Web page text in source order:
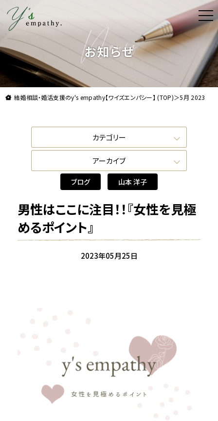
理想よりも理想の結婚をお届け。結婚相談・
お知らせ
結婚相談・婚活支援のy's empathy【ワイズエンパシー】 (TOP)＞5月 2023
カテゴリー
ブログ
カウンセラー
山本 洋子
羽出 梓
宮本 弥子
川村 なつき
アーカイブ
2025年10月
2024年1月
2023年12月
2023年11月
2023年9月
2023年8月
2022年2月
2021年12月
2021年11月
ブログ 山本 洋子
男性はここに注目！！『女性を見極
めるポイント』
2023年05月25日
t
o
g
e
n
a
v
i
g